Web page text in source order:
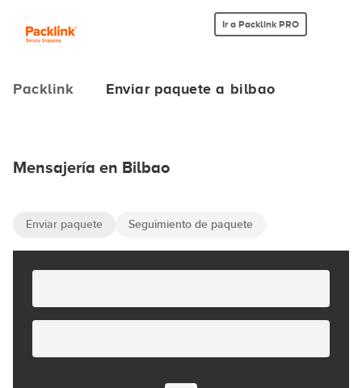
Ir a Packlink PRO
Packlink Enviar paquete a bilbao
Mensajería en Bilbao
Enviar paquete Seguimiento de paquete